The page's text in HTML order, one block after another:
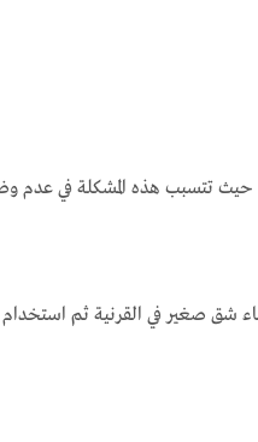
تتسبب هذه المشكلة في عدم
شق صغير في القرنية ثم